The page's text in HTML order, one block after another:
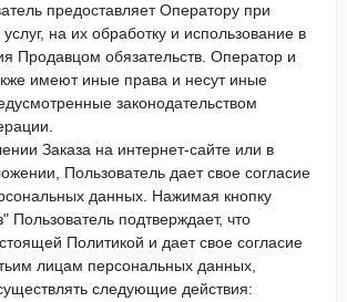
предоставляет Оператору при
на их обработку и использование в
Продавцом обязательств. Оператор и
имеют иные права и несут иные
законодательством
Заказа на интернет-сайте или в
Пользователь дает свое согласие
данных. Нажимая кнопку
Пользователь подтверждает, что
Политикой и дает свое согласие
лицам персональных данных,
следующие действия: